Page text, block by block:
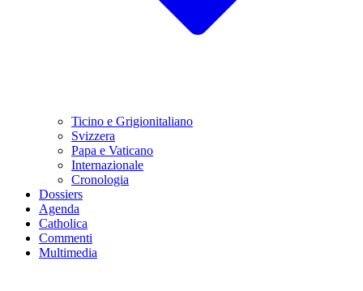
Ticino e Grigionitaliano
Svizzera
Papa e Vaticano
Internazionale
Cronologia
Dossiers
Agenda
Catholica
Commenti
Multimedia